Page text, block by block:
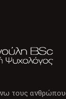
τους